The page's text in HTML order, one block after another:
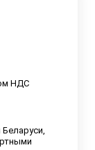
НДС
Беларуси,